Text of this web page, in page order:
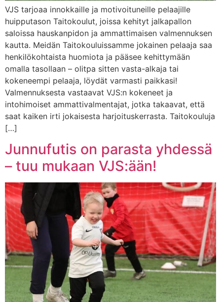
VJS tarjoaa innokkaille ja motivoituneille pelaajille
huipputason Taitokoulut, joissa kehityt jalkapallon
saloissa hauskanpidon ja ammattimaisen valmennuksen
kautta. Meidän Taitokouluissamme jokainen pelaaja saa
henkilökohtaista huomiota ja pääsee kehittymään
omalla tasollaan – olitpa sitten vasta-alkaja tai
kokeneempi pelaaja, löydät varmasti paikkasi!
Valmennuksesta vastaavat VJS:n kokeneet ja
intohimoiset ammattivalmentajat, jotka takaavat, että
saat kaiken irti jokaisesta harjoituskerrasta. Taitokouluja
[…]
Junnufutis on parasta yhdessä
– tuu mukaan VJS:ään!